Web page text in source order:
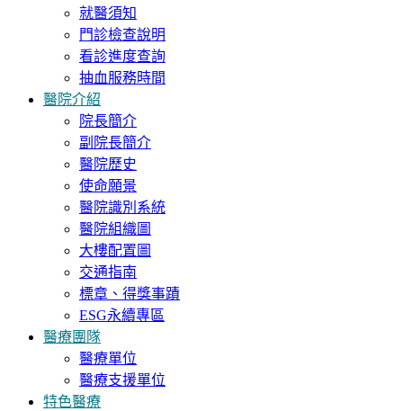
就醫須知
門診檢查說明
看診進度查詢
抽血服務時間
醫院介紹
院長簡介
副院長簡介
醫院歷史
使命願景
醫院識別系統
醫院組織圖
大樓配置圖
交通指南
標章、得獎事蹟
ESG永續專區
醫療團隊
醫療單位
醫療支援單位
特色醫療